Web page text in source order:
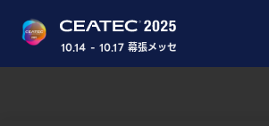
10.14 - 10.17 幕張メッセ